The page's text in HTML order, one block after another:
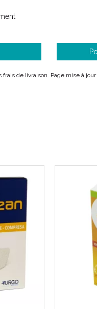
post opératoires,
aseptique de points de
:
frais de livraison. Page mise à